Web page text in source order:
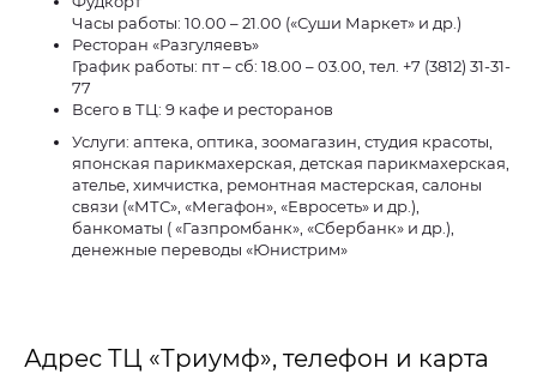
Часы работы: 10.00 – 21.00 («Суши Маркет» и др.)
Ресторан «Разгуляевъ»
График работы: пт – сб: 18.00 – 03.00, тел. +7 (3812) 31-31-
77
Всего в ТЦ: 9 кафе и ресторанов
Услуги: аптека, оптика, зоомагазин, студия красоты,
японская парикмахерская, детская парикмахерская,
ателье, химчистка, ремонтная мастерская, салоны
связи («МТС», «Мегафон», «Евросеть» и др.),
банкоматы ( «Газпромбанк», «Сбербанк» и др.),
денежные переводы «Юнистрим»
Адрес ТЦ «Триумф», телефон и карта